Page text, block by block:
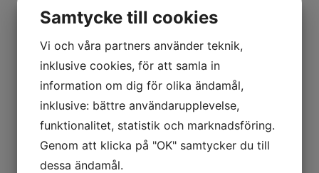
Samtycke till cookies
Vi och våra partners använder teknik,
inklusive cookies, för att samla in
information om dig för olika ändamål,
inklusive: bättre användarupplevelse,
funktionalitet, statistik och marknadsföring.
Genom att klicka på "OK" samtycker du till
dessa ändamål.